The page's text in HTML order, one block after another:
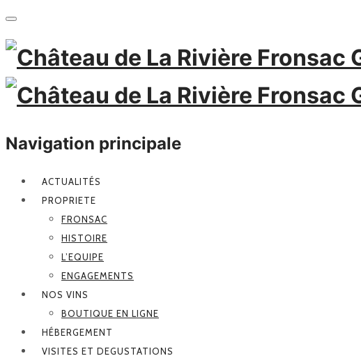
Navigation principale
ACTUALITÉS
PROPRIETE
FRONSAC
HISTOIRE
L’EQUIPE
ENGAGEMENTS
NOS VINS
BOUTIQUE EN LIGNE
HÉBERGEMENT
VISITES ET DEGUSTATIONS